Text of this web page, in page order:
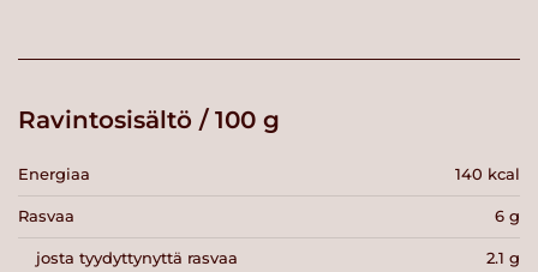
Ravintosisältö / 100 g
Energiaa 140 kcal
Rasvaa 6 g
josta tyydyttynyttä rasvaa 2.1 g